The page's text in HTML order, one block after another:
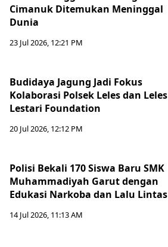
Cimanuk Ditemukan Meninggal
Dunia
23 Jul 2026, 12:21 PM
Budidaya Jagung Jadi Fokus
Kolaborasi Polsek Leles dan Leles
Lestari Foundation
20 Jul 2026, 12:12 PM
Polisi Bekali 170 Siswa Baru SMK
Muhammadiyah Garut dengan
Edukasi Narkoba dan Lalu Lintas
14 Jul 2026, 11:13 AM